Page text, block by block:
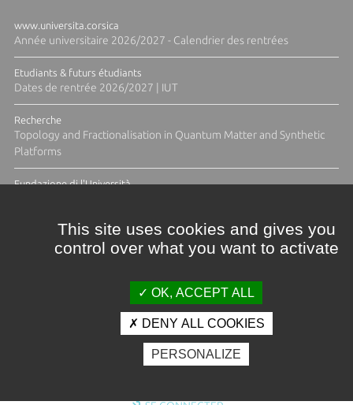
www.universita.corsica
Année universitaire 2026/2027 - Calendrier des rentrées
Etudiants & futurs étudiants
Dates de rentrée 2026/2027 | IUT
Recherche
Topology and Fractionalisation in Quantum Matter and Synthetic
Platforms
Fundazione di l'Università
Crédits et mentions légales
Espace presse
Photothèque
This site uses cookies and gives you
control over what you want to activate
OK, ACCEPT ALL
DENY ALL COOKIES
PERSONALIZE